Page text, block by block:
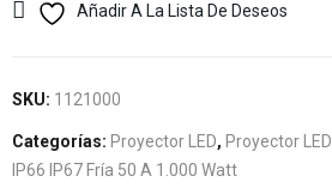
Añadir A La Lista De Deseos
SKU: 1121000
Categorías: Proyector LED, Proyector LED
IP66 IP67 Fría 50 A 1.000 Watt